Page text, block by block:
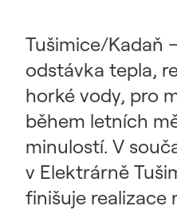
Tušimice/Kadaň
odstávka tepla,
horké vody, pro
během letních
minulostí. V
v Elektrárně
finišuje realizace